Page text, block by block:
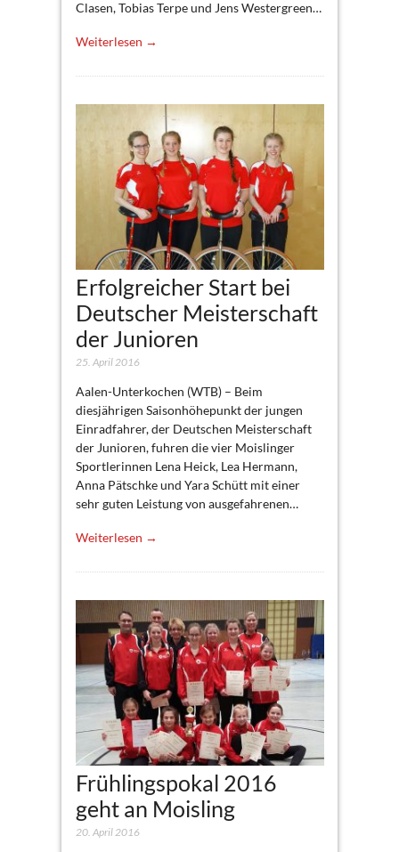
Clasen, Tobias Terpe und Jens Westergreen…
Weiterlesen →
Erfolgreicher Start bei
Deutscher Meisterschaft
der Junioren
25. April 2016
Aalen-Unterkochen (WTB) – Beim
diesjährigen Saisonhöhepunkt der jungen
Einradfahrer, der Deutschen Meisterschaft
der Junioren, fuhren die vier Moislinger
Sportlerinnen Lena Heick, Lea Hermann,
Anna Pätschke und Yara Schütt mit einer
sehr guten Leistung von ausgefahrenen…
Weiterlesen →
Frühlingspokal 2016
geht an Moisling
20. April 2016